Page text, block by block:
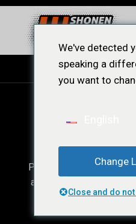
Ops!
Para acessar esse
afiliado ShonenWest,
We've detected
speaking a
you want to
Change
Close and do